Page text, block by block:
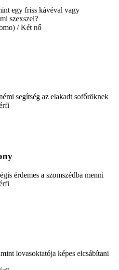
egy friss kávéval vagy
szexszel?
/ Két nő
segítség az elakadt sofőröknek
érdemes a szomszédba menni
lovasoktatója képes elcsábítani